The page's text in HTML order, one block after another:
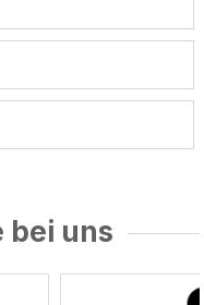
bei uns